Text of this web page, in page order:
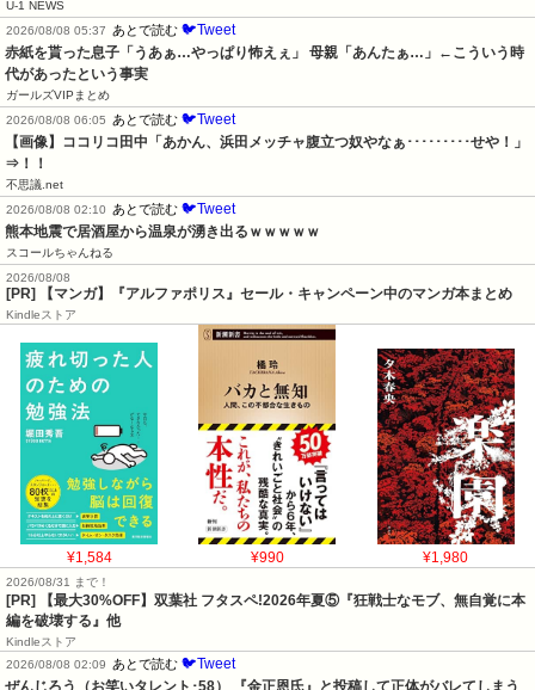
U-1 NEWS
2026/08/08 05:37
あとで読む 🐦Tweet
赤紙を貰った息子「うあぁ…やっぱり怖えぇ」 母親「あんたぁ…」←こういう時
代があったという事実
ガールズVIPまとめ
2026/08/08 06:05
あとで読む 🐦Tweet
【画像】ココリコ田中「あかん、浜田メッチャ腹立つ奴やなぁ･････････せや！」
⇒！！
不思議.net
2026/08/08 02:10
あとで読む 🐦Tweet
熊本地震で居酒屋から温泉が湧き出るｗｗｗｗｗ
スコールちゃんねる
2026/08/08
[PR] 【マンガ】『アルファポリス』セール・キャンペーン中のマンガ本まとめ
Kindleストア
¥1,584 ¥990 ¥1,980
2026/08/31 まで！
[PR] 【最大30%OFF】双葉社 フタスペ!2026年夏⑤『狂戦士なモブ、無自覚に本
編を破壊する』他
Kindleストア
2026/08/08 02:09
あとで読む 🐦Tweet
ぜんじろう（お笑いタレント･58） 『金正恩氏』と投稿して正体がバレてしまう